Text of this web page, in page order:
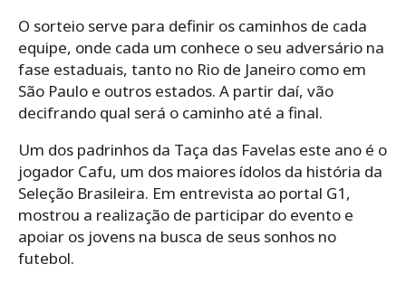
O sorteio serve para definir os caminhos de cada
equipe, onde cada um conhece o seu adversário na
fase estaduais, tanto no Rio de Janeiro como em
São Paulo e outros estados. A partir daí, vão
decifrando qual será o caminho até a final.
Um dos padrinhos da Taça das Favelas este ano é o
jogador Cafu, um dos maiores ídolos da história da
Seleção Brasileira. Em entrevista ao portal G1,
mostrou a realização de participar do evento e
apoiar os jovens na busca de seus sonhos no
futebol.